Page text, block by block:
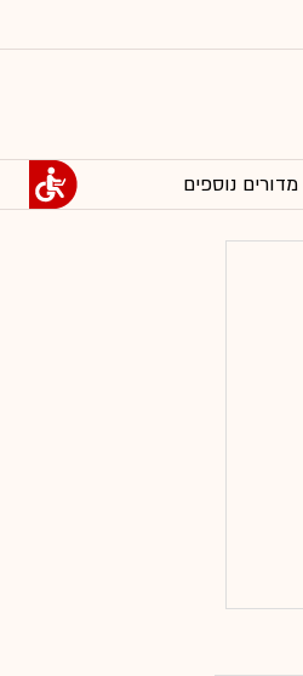
מדורים נוספים